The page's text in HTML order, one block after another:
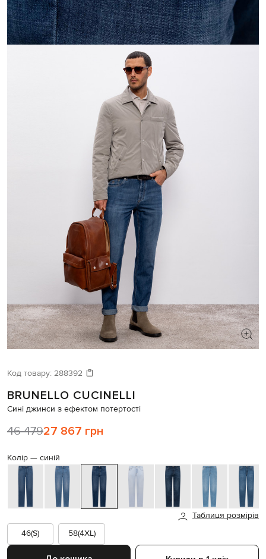
Давайте підберемо щось ще
Схожі товари
Код товару: 288392
BRUNELLO CUCINELLI
Сині джинси з ефектом потертості
46 47927 867 грн
Колір — синій
Таблиця розмірів
46(S)
58(4XL)